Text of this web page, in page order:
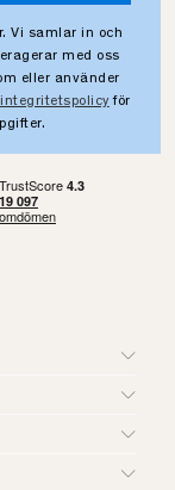
Vi samlar in och
med oss
eller använder
integritetspolicy för